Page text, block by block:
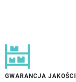
GWARANCJA JAKOŚCI